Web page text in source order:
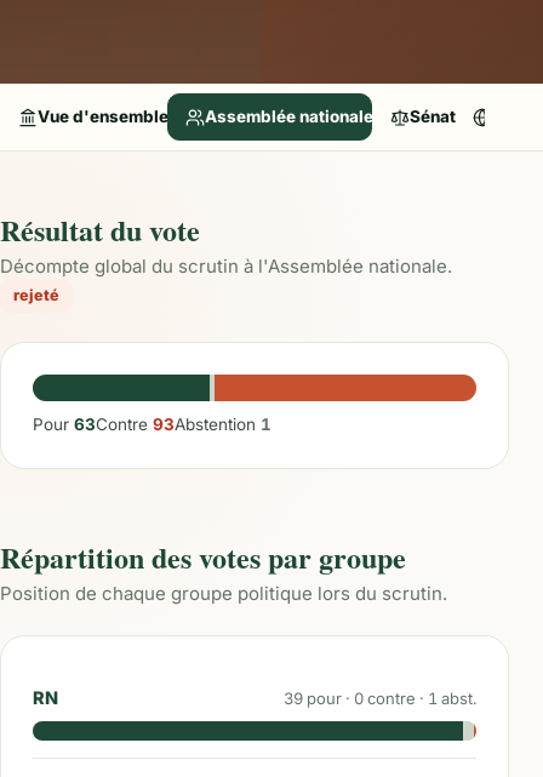
Vue d'ensemble Assemblée nationale Sénat
Résultat du vote
Décompte global du scrutin à l'Assemblée nationale.
rejeté
Pour 63Contre 93Abstention 1
Répartition des votes par groupe
Position de chaque groupe politique lors du scrutin.
RN 39 pour · 0contre · 1 abst.